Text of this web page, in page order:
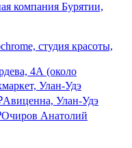
компания Бурятии,
студия красоты,
4А (около
Улан-Удэ
Авиценна, Улан-Удэ
Очиров Анатолий